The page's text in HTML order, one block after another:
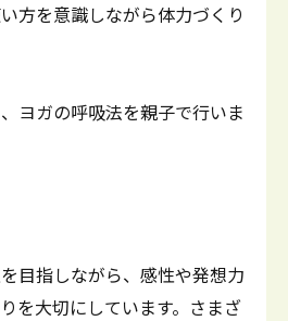
方を意識しながら体力づくり
ヨガの呼吸法を親子で行いま
目指しながら、感性や発想力
を大切にしています。さまざ